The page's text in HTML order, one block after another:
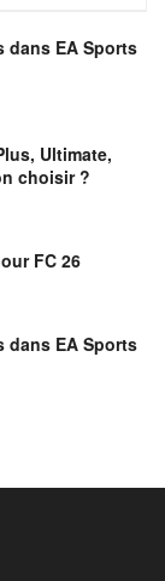
dans EA Sports
Ultimate,
choisir ?
FC 26
dans EA Sports